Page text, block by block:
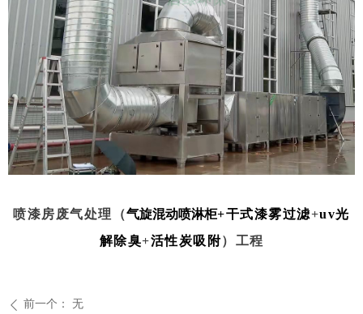
喷漆房废气处理（气旋混动喷淋柜+干式漆雾过滤+uv光
解除臭+活性炭吸附）工程
ꄴ 前一个： 无